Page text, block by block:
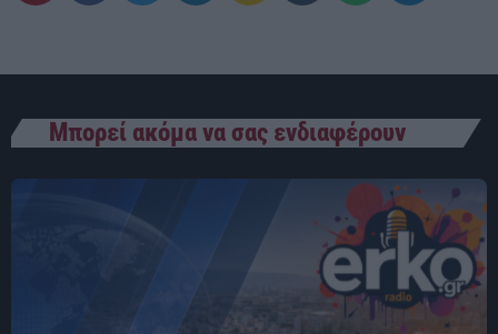
Μπορεί ακόμα να σας ενδιαφέρουν